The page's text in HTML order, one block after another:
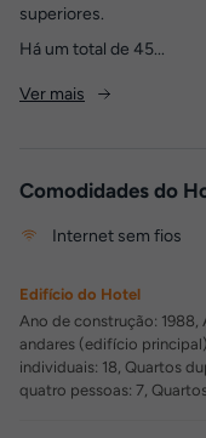
superiores.
Há um total de 45...
Ver mais
Comodidades do
Internet sem fios
Edifício do Hotel
Ano de construção: 1988,
andares (edifício
individuais: 18, Quartos
quatro pessoas: 7,